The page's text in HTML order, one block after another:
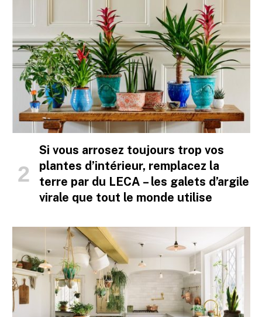
Si vous arrosez toujours trop vos
plantes d’intérieur, remplacez la
terre par du LECA – les galets d’argile
virale que tout le monde utilise